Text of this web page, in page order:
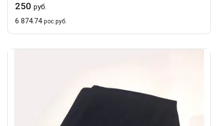
250 руб.
6 874.74 рос.руб.